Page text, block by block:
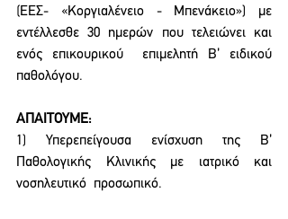
(ΕΕΣ-
«Κοργιαλένειο - Μπενάκειο») με
εντέλλεσθε 30 ημερών που τελειώνει και
ενός επικουρικού
επιμελητή Β’ ειδικού
παθολόγου.
ΑΠΑΙΤΟΥΜΕ:
1) Υπερεπείγουσα ενίσχυση της Β’
Παθολογικής Κλινικής με ιατρικό και
νοσηλευτικό  προσωπικό.